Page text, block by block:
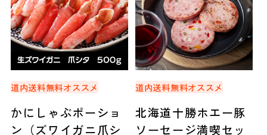
道内送料無料オススメ
かにしゃぶポーショ
ン（ズワイガニ爪シ
道内送料無料オススメ
北海道十勝ホエー豚
ソーセージ満喫セッ